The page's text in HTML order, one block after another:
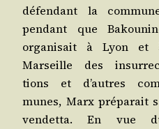
défen­dant la
pen­dant que
orga­ni­sait à Lyon et
Mar­seille des
tions et d’autres
munes, Marx pré­pa­rait
ven­det­ta. En vue